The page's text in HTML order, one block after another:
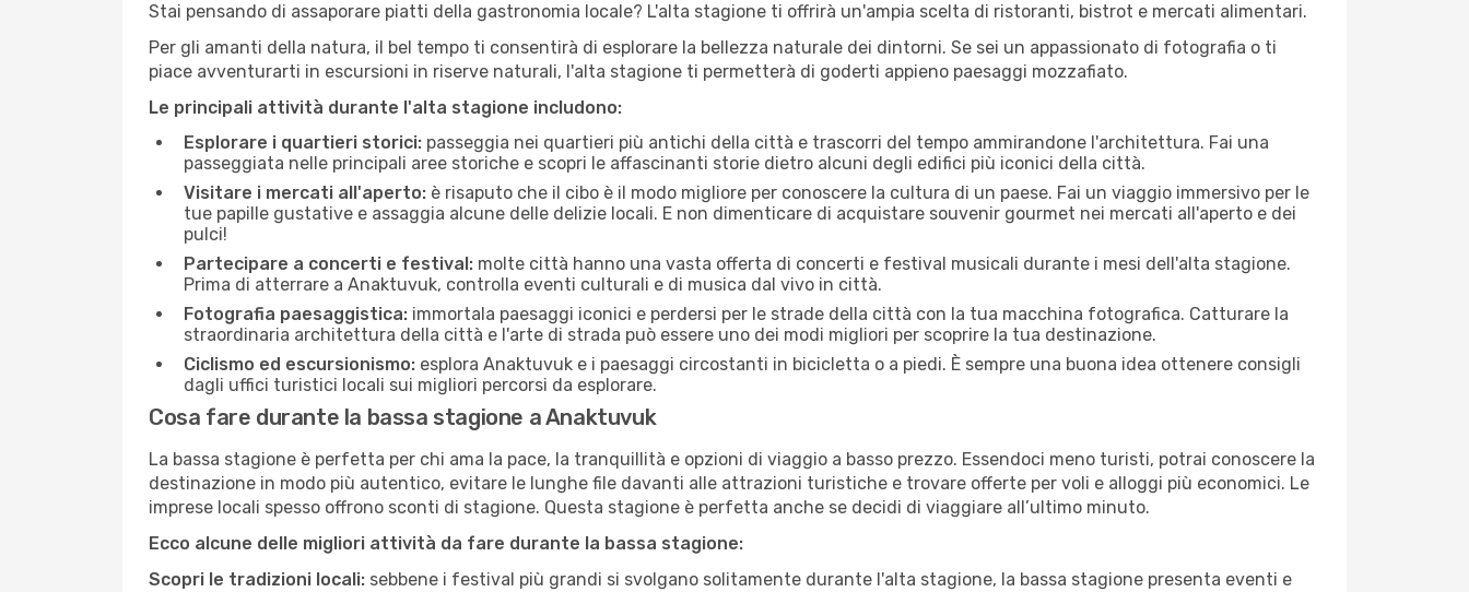
Stai pensando di assaporare piatti della gastronomia locale? L'alta stagione ti offrirà un'ampia scelta di ristoranti, bistrot e mercati alimentari.
Per gli amanti della natura, il bel tempo ti consentirà di esplorare la bellezza naturale dei dintorni. Se sei un appassionato di fotografia o ti
piace avventurarti in escursioni in riserve naturali, l'alta stagione ti permetterà di goderti appieno paesaggi mozzafiato.
Le principali attività durante l'alta stagione includono:
Esplorare i quartieri storici: passeggia nei quartieri più antichi della città e trascorri del tempo ammirandone l'architettura. Fai una
passeggiata nelle principali aree storiche e scopri le affascinanti storie dietro alcuni degli edifici più iconici della città.
Visitare i mercati all'aperto: è risaputo che il cibo è il modo migliore per conoscere la cultura di un paese. Fai un viaggio immersivo per le
tue papille gustative e assaggia alcune delle delizie locali. E non dimenticare di acquistare souvenir gourmet nei mercati all'aperto e dei
pulci!
Partecipare a concerti e festival: molte città hanno una vasta offerta di concerti e festival musicali durante i mesi dell'alta stagione.
Prima di atterrare a Anaktuvuk, controlla eventi culturali e di musica dal vivo in città.
Fotografia paesaggistica: immortala paesaggi iconici e perdersi per le strade della città con la tua macchina fotografica. Catturare la
straordinaria architettura della città e l'arte di strada può essere uno dei modi migliori per scoprire la tua destinazione.
Ciclismo ed escursionismo: esplora Anaktuvuk e i paesaggi circostanti in bicicletta o a piedi. È sempre una buona idea ottenere consigli
dagli uffici turistici locali sui migliori percorsi da esplorare.
Cosa fare durante la bassa stagione a Anaktuvuk
La bassa stagione è perfetta per chi ama la pace, la tranquillità e opzioni di viaggio a basso prezzo. Essendoci meno turisti, potrai conoscere la
destinazione in modo più autentico, evitare le lunghe file davanti alle attrazioni turistiche e trovare offerte per voli e alloggi più economici. Le
imprese locali spesso offrono sconti di stagione. Questa stagione è perfetta anche se decidi di viaggiare all’ultimo minuto.
Ecco alcune delle migliori attività da fare durante la bassa stagione:
Scopri le tradizioni locali: sebbene i festival più grandi si svolgano solitamente durante l'alta stagione, la bassa stagione presenta eventi e